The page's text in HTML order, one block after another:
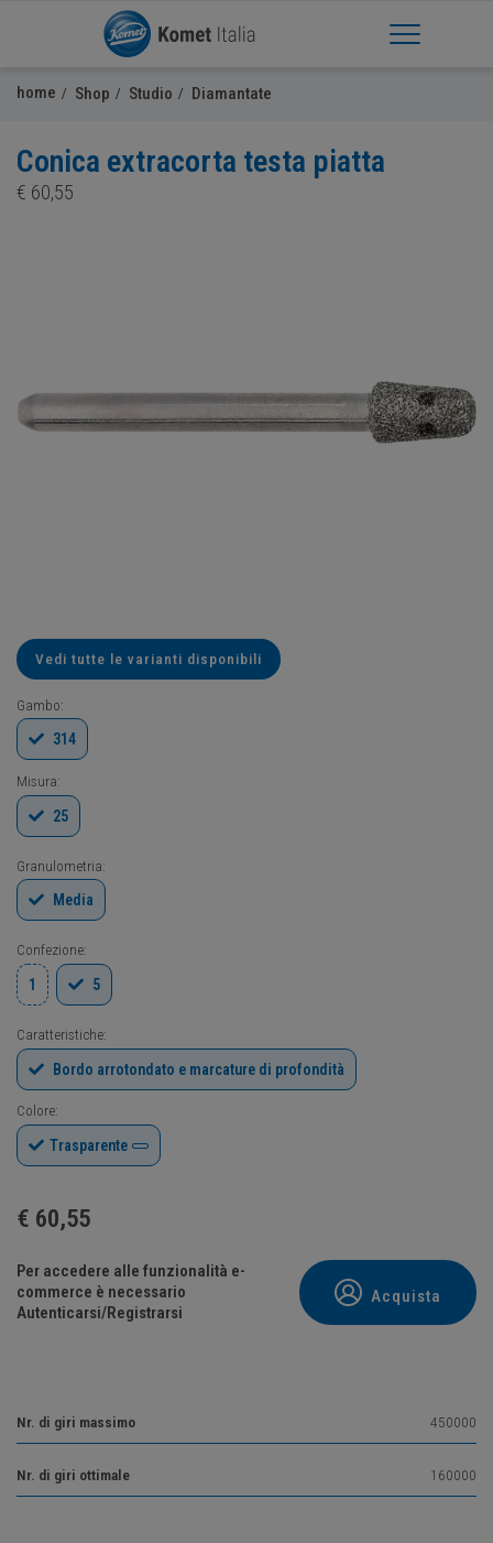
Apri Menu
home Shop Studio Diamantate
Conica extracorta testa piatta
€ 60,55
Vedi tutte le varianti disponibili
Gambo:
314
Misura:
25
Granulometria:
Media
Confezione:
1
5
Caratteristiche:
Bordo arrotondato e marcature di profondità
Colore:
Trasparente
€ 60,55
Per accedere alle funzionalità e-
commerce è necessario
Autenticarsi/Registrarsi
Acquista
Nr. di giri massimo 450000
Nr. di giri ottimale 160000